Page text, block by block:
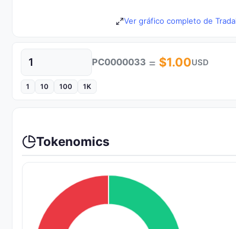
Ver gráfico completo de
Cantidad PC0000033 = $1.00USD
1 10 100 1K
Tokenomics